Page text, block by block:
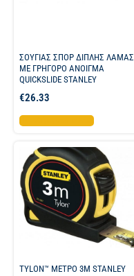
ΣΟΥΓΙΑΣ ΣΠΟΡ ΔΙΠΛΗΣ ΛΑΜΑΣ
ΜΕ ΓΡΗΓΟΡΟ ΑΝΟΙΓΜΑ
QUICKSLIDE STANLEY
€26.33
Προσθήκη στο καλάθι
TYLON™ ΜΕΤΡΟ 3Μ STANLEY